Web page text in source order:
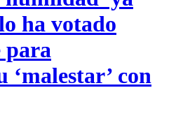
ha votado
para
‘malestar’ con